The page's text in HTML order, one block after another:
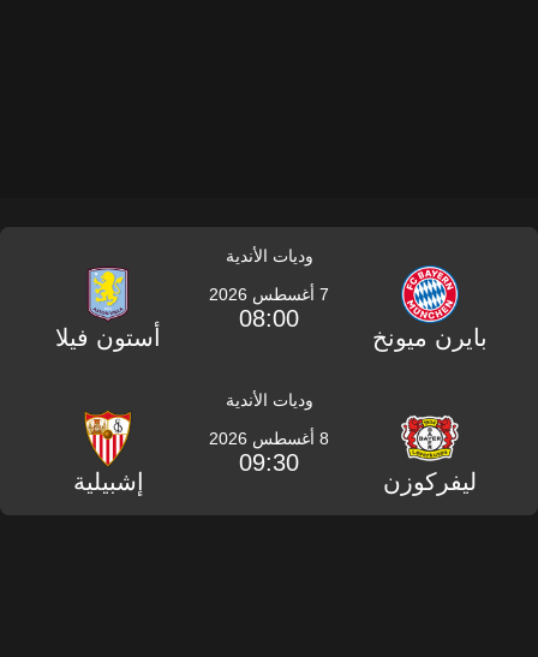
وديات الأندية
بايرن ميونخ
7 أغسطس 2026
08:00
أستون فيلا
وديات الأندية
ليفركوزن
8 أغسطس 2026
09:30
إشبيلية